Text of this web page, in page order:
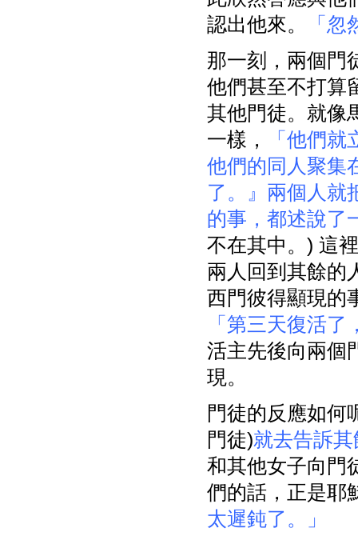
認出他來。
「
那一刻，兩個門
他們甚至不打算
其他門徒。就像
一樣，
「他們
他們的同人聚集
了。』兩個人就
的事，都述說了
不在其中。) 這
兩人回到其餘的
西門彼得顯現的
「第三天復活
活主先後向兩個
現。
門徒的反應如何
門徒)就去告訴
和其他女子向門
們的話，正是耶
太遲鈍了。」